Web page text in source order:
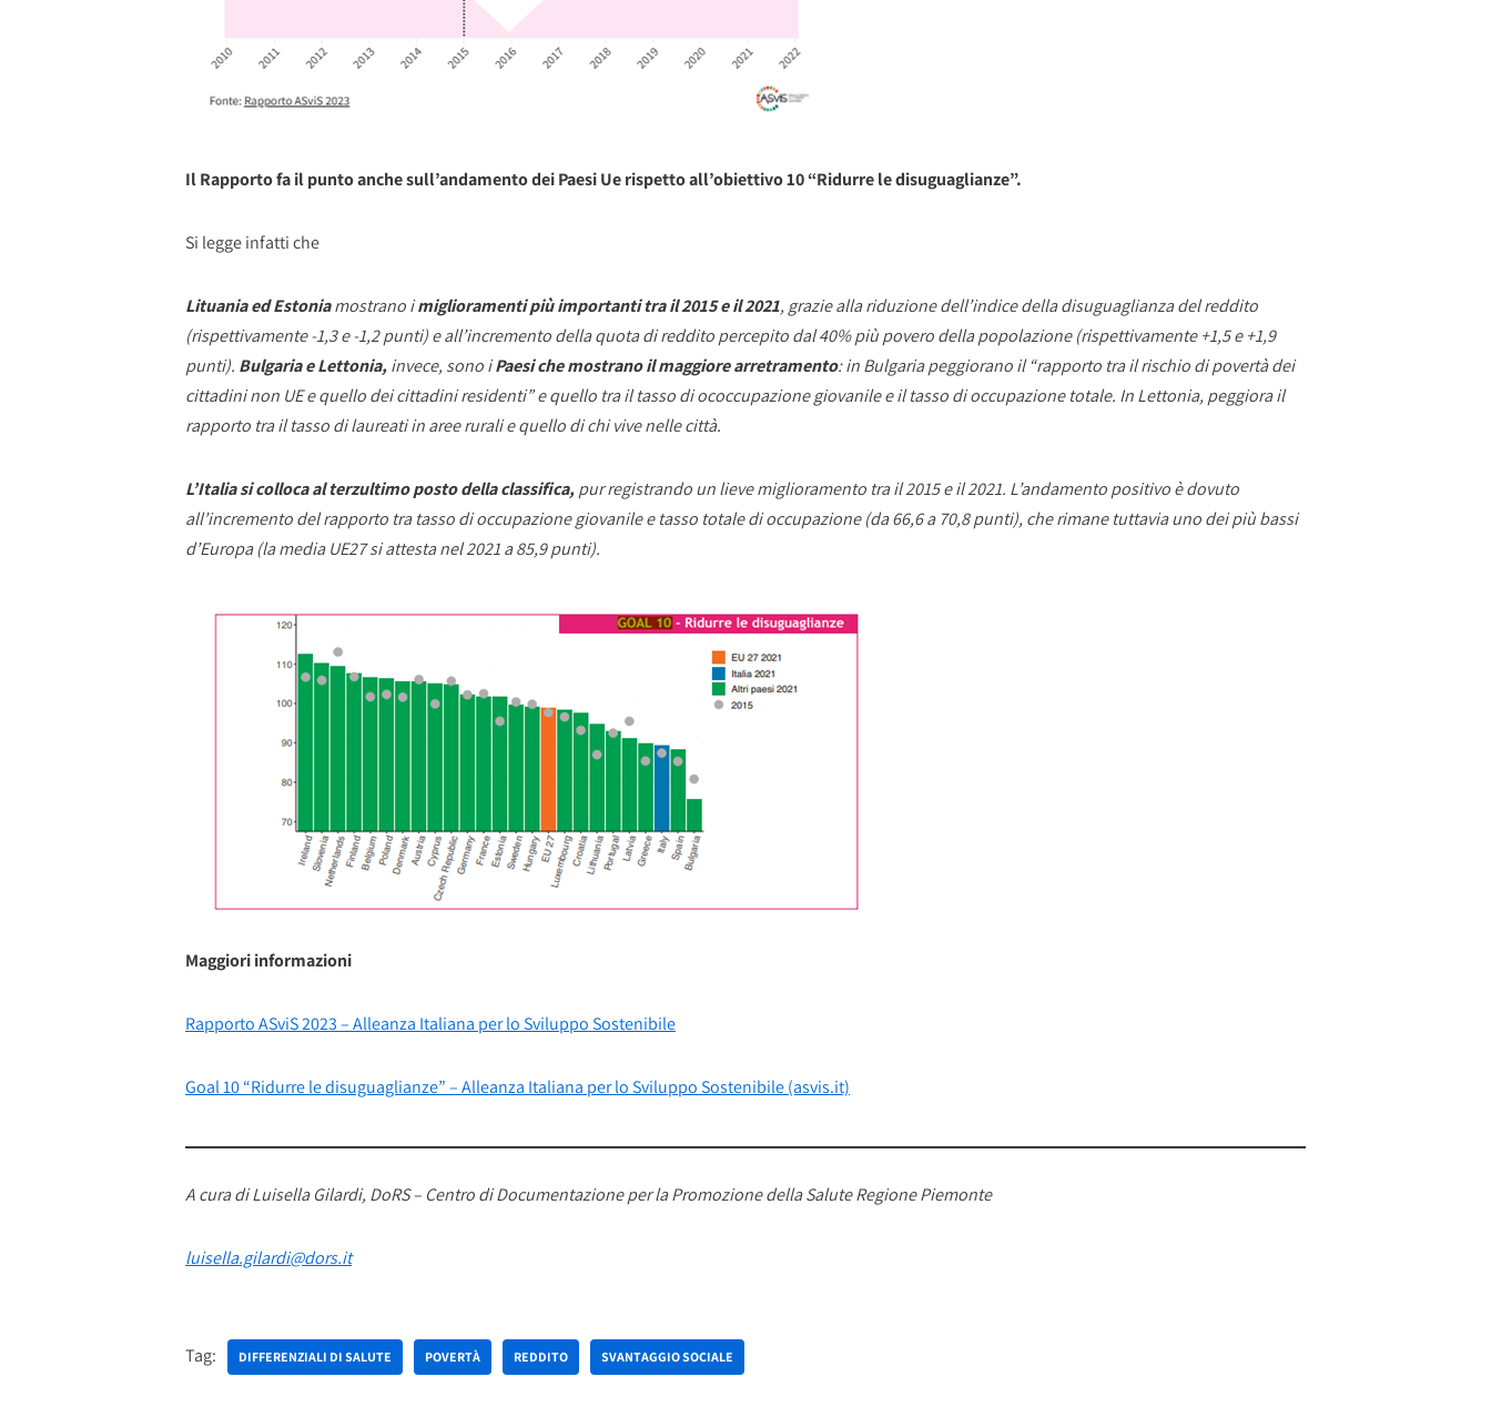
Il Rapporto fa il punto anche sull’andamento dei Paesi Ue rispetto all’obiettivo 10 “Ridurre le disuguaglianze”.
Si legge infatti che
Lituania ed Estoniamostrano imiglioramenti più importanti tra il 2015 e il 2021, grazie alla riduzione dell’indice della disuguaglianza del reddito
(rispettivamente -1,3 e -1,2 punti) e all’incremento della quota di reddito percepito dal 40% più povero della popolazione (rispettivamente +1,5 e +1,9
punti). Bulgaria e Lettonia,invece, sono iPaesi che mostrano il maggiore arretramento: in Bulgaria peggiorano il “rapporto tra il rischio di povertà dei
cittadini non UE e quello dei cittadini residenti” e quello tra il tasso di ococcupazione giovanile e il tasso di occupazione totale. In Lettonia, peggiora il
rapporto tra il tasso di laureati in aree rurali e quello di chi vive nelle città.
L’Italia si colloca al terzultimo posto della classifica,pur registrando un lieve miglioramento tra il 2015 e il 2021. L’andamento positivo è dovuto
all’incremento del rapporto tra tasso di occupazione giovanile e tasso totale di occupazione (da 66,6 a 70,8 punti), che rimane tuttavia uno dei più bassi
d’Europa (la media UE27 si attesta nel 2021 a 85,9 punti).
Maggiori informazioni
Rapporto ASviS 2023 – Alleanza Italiana per lo Sviluppo Sostenibile
Goal 10 “Ridurre le disuguaglianze” – Alleanza Italiana per lo Sviluppo Sostenibile (asvis.it)
A cura di Luisella Gilardi, DoRS – Centro di Documentazione per la Promozione della Salute Regione Piemonte
luisella.gilardi@dors.it
Tag: DIFFERENZIALI DI SALUTE POVERTÀ REDDITO SVANTAGGIO SOCIALE